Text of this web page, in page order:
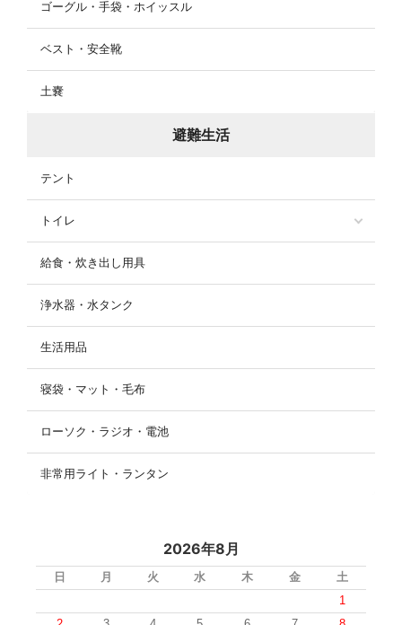
ゴーグル・手袋・ホイッスル
ベスト・安全靴
土嚢
避難生活
テント
トイレ
給食・炊き出し用具
浄水器・水タンク
生活用品
寝袋・マット・毛布
ローソク・ラジオ・電池
非常用ライト・ランタン
2026年8月
日 月 火 水 木 金
土
1